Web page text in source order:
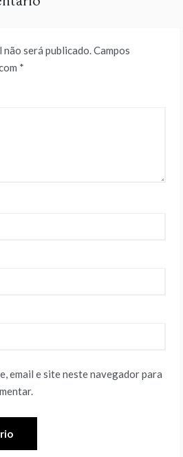
não será publicado.Campos
*
email e site neste navegador para